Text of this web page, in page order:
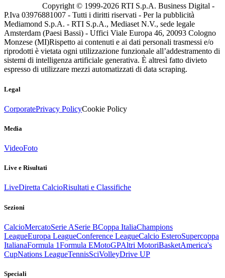
Copyright © 1999-2026 RTI S.p.A. Business Digital -
P.Iva 03976881007 - Tutti i diritti riservati - Per la pubblicità
Mediamond S.p.A. - RTI S.p.A., Mediaset N.V., sede legale
Amsterdam (Paesi Bassi) - Uffici Viale Europa 46, 20093 Cologno
Monzese (MI)Rispetto ai contenuti e ai dati personali trasmessi e/o
riprodotti è vietata ogni utilizzazione funzionale all’addestramento di
sistemi di intelligenza artificiale generativa. È altresì fatto divieto
espresso di utilizzare mezzi automatizzati di data scraping.
Legal
CorporatePrivacy PolicyCookie Policy
Media
VideoFoto
Live e Risultati
LiveDiretta CalcioRisultati e Classifiche
Sezioni
CalcioMercatoSerie ASerie BCoppa ItaliaChampions
LeagueEuropa LeagueConference LeagueCalcio EsteroSupercoppa
ItalianaFormula 1Formula EMotoGPAltri MotoriBasketAmerica's
CupNations LeagueTennisSciVolleyDrive UP
Speciali